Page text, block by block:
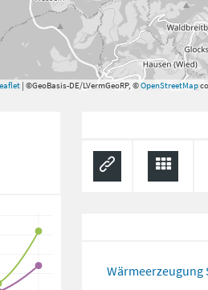
| ©GeoBasis-DE/LVermGeoRP, ©OpenStreetMap
Wärmeerzeugung